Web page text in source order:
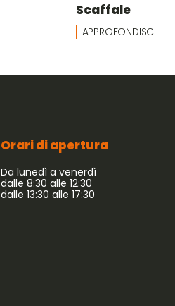
Scaffale
APPROFONDISCI
Orari di apertura
Da lunedì a venerdì
dalle 8:30 alle 12:30
dalle 13:30 alle 17:30